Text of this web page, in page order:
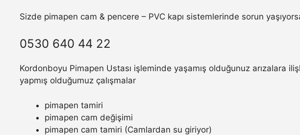
Sizde pimapen cam & pencere – PVC kapı sistemlerinde sorun
0530 640 44 22
Kordonboyu Pimapen Ustası işleminde yaşamış olduğunuz arızalara
yapmış olduğumuz çalışmalar
pimapen tamiri
pimapen cam değişimi
pimapen cam tamiri (Camlardan su giriyor)